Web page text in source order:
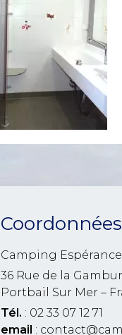
Coordonnées
Camping Espérance
36 Rue de la
Portbail Sur Mer –
Tél. : 02 33 07 12 71
email :